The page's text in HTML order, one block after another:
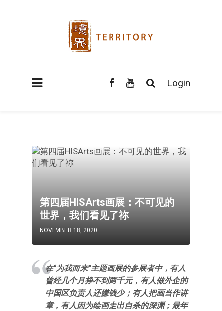
Login
第四届HISArts画展：不可见的
世界，我们看见了祢
NOVEMBER 18, 2020
在“为我而来”主题画展的参展者中，有人
曾经几个月挣不到两千元，有人做外企的
中国区负责人还嫌钱少；有人把画当作讲
章，有人因为绘画走出自杀的深渊；最年